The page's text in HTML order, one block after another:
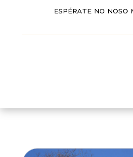
espérate no noso